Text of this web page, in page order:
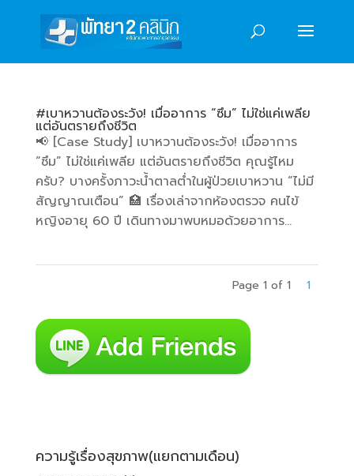
#เบาหวานต้องระวัง! เมื่ออาการ “ซึม” ไม่ใช่แค่เพลีย
แต่อันตรายถึงชีวิต
📢 [Case Study] เบาหวานต้องระวัง! เมื่ออาการ
“ซึม” ไม่ใช่แค่เพลีย แต่อันตรายถึงชีวิต คุณรู้ไหม
ครับ? บางครั้งภาวะน้ำตาลต่ำในผู้ป่วยเบาหวาน “ไม่มี
สัญญาณเตือน” 🏥 เรื่องเล่าจากห้องตรวจ คนไข้
หญิงอายุ 60 ปี เดินทางมาพบหมอด้วยอาการ...
Page 1 of 1 1
ความรู้เรื่องสุขภาพ(แยกตามเดือน)